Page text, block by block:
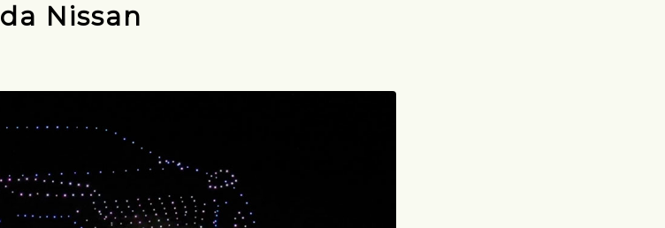
da Nissan